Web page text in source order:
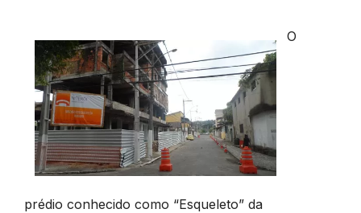
O
prédio conhecido como “Esqueleto” da